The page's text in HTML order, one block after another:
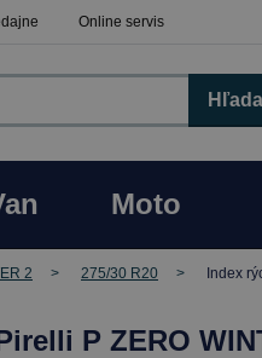
Online servis
Moto
2 275/30 R20 Index
P ZERO